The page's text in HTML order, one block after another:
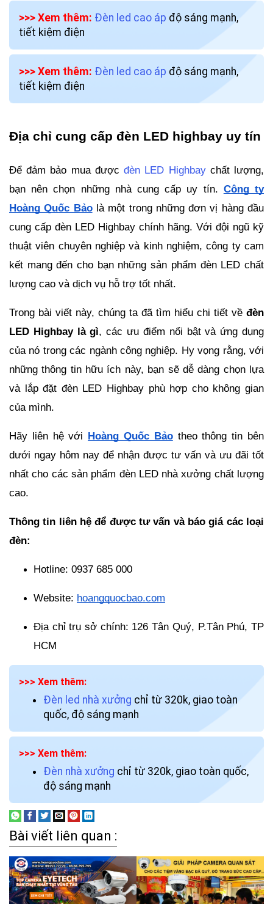
>>> Xem thêm: Đèn led cao áp độ sáng mạnh,
tiết kiệm điện
>>> Xem thêm: Đèn led cao áp độ sáng mạnh,
tiết kiệm điện
Địa chỉ cung cấp đèn LED highbay uy tín
Để đảm bảo mua đượcđèn LED Highbaychất lượng,
bạn nên chọn những nhà cung cấp uy tín. Công ty
Hoàng Quốc Bảo là một trong những đơn vị hàng đầu
cung cấp đèn LED Highbay chính hãng. Với đội ngũ kỹ
thuật viên chuyên nghiệp và kinh nghiệm, công ty cam
kết mang đến cho bạn những sản phẩm đèn LED chất
lượng cao và dịch vụ hỗ trợ tốt nhất.
Trong bài viết này, chúng ta đã tìm hiểu chi tiết về đèn
LED Highbay là gì, các ưu điểm nổi bật và ứng dụng
của nó trong các ngành công nghiệp. Hy vọng rằng, với
những thông tin hữu ích này, bạn sẽ dễ dàng chọn lựa
và lắp đặt đèn LED Highbay phù hợp cho không gian
của mình.
Hãy liên hệ với Hoàng Quốc Bảotheo thông tin bên
dưới ngay hôm nay để nhận được tư vấn và ưu đãi tốt
nhất cho các sản phẩm đèn LED nhà xưởng chất lượng
cao.
Thông tin liên hệ để được tư vấn và báo giá các loại
đèn:
Hotline: 0937 685 000
Website: hoangquocbao.com
Địa chỉ trụ sở chính: 126 Tân Quý, P.Tân Phú, TP
HCM
>>> Xem thêm:
Đèn led nhà xưởng chỉ từ 320k, giao toàn
quốc, độ sáng mạnh
>>> Xem thêm:
Đèn nhà xưởng chỉ từ 320k, giao toàn quốc,
độ sáng mạnh
Bài viết liên quan :